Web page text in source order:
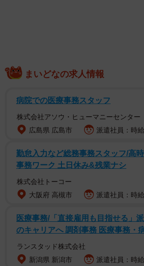
その中の1匹におむつをした猫が…夫
で、足が悪いよ」と言われ、渡されま
ちゃん。とっても体が小さく、下半身
「ご夫婦は不妊手術をせずに猫を飼育
ったようです。引っ越し期限が迫り、
りました。猫の中で特に体調が良くな
けで下半身にまひが出たのか分からず
言っていたのですが、獣医師さんに診
状態から保護時は5歳くらいだと言わ
うんちがお腹にたまって溢れてくるた
まいどなの求人情報
病院での医療事務スタッフ
株式会社アソウ・ヒューマニーセンター
広島県 広島市
派遣社員：時
勤怠入力など総務事務スタッフ/高
事務ワーク 土日休み&残業ナシ
株式会社トーコー
大阪府 高槻市
派遣社員：時
医療事務/「直接雇用も目指せる」
のキャリアへ 調剤事務 医療事務・
ランスタッド株式会社
新潟県 新潟市
派遣社員：時